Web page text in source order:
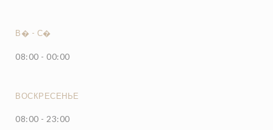
В� - С�
08:00 - 00:00
ВОСКРЕСЕНЬЕ
08:00 - 23:00